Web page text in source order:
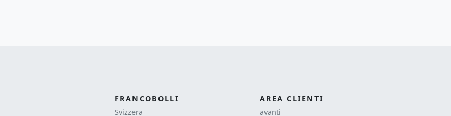
FRANCOBOLLI
Svizzera
AREA CLIENTI
avanti